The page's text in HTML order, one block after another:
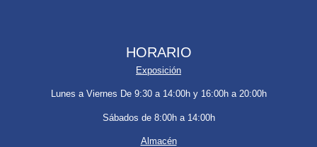
HORARIO
Exposición
Lunes a Viernes De 9:30 a 14:00h y 16:00h a 20:00h
Sábados de 8:00h a 14:00h
Almacén